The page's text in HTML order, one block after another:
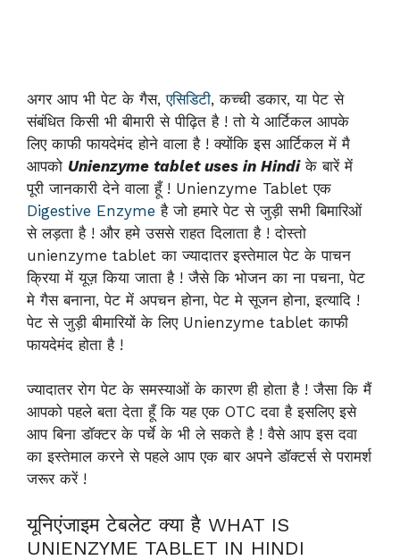
अगर आप भी पेट के गैस,एसिडिटी, कच्ची डकार, या पेट से
संबंधित किसी भी बीमारी से पीढ़ित है ! तो ये आर्टिकल आपके
लिए काफी फायदेमंद होने वाला है ! क्योंकि इस आर्टिकल में मै
आपको Unienzyme tablet uses in Hindiके बारें में
पूरी जानकारी देने वाला हूँ ! Unienzyme Tablet एक
Digestive Enzyme है जो हमारे पेट से जुड़ी सभी बिमारिओं
से लड़ता है ! और हमे उससे राहत दिलाता है ! दोस्तो
unienzyme tablet का ज्यादातर इस्तेमाल पेट के पाचन
क्रिया में यूज़ किया जाता है ! जैसे कि भोजन का ना पचना, पेट
मे गैस बनाना, पेट में अपचन होना, पेट मे सूजन होना, इत्यादि !
पेट से जुड़ी बीमारियों के लिए Unienzyme tablet काफी
फायदेमंद होता है !
ज्यादातर रोग पेट के समस्याओं के कारण ही होता है ! जैसा कि मैं
आपको पहले बता देता हूँ कि यह एक OTC दवा है इसलिए इसे
आप बिना डॉक्टर के पर्चे के भी ले सकते है ! वैसे आप इस दवा
का इस्तेमाल करने से पहले आप एक बार अपने डॉक्टर्स से परामर्श
जरूर करें !
यूनिएंजाइम टेबलेट क्या है WHAT IS
UNIENZYME TABLET IN HINDI